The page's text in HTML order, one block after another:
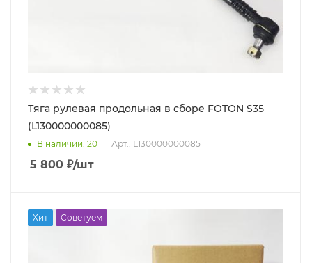
Тяга рулевая продольная в сборе FOTON S35
(L130000000085)
В наличии: 20 Арт.: L130000000085
5 800 ₽/шт
Хит Советуем